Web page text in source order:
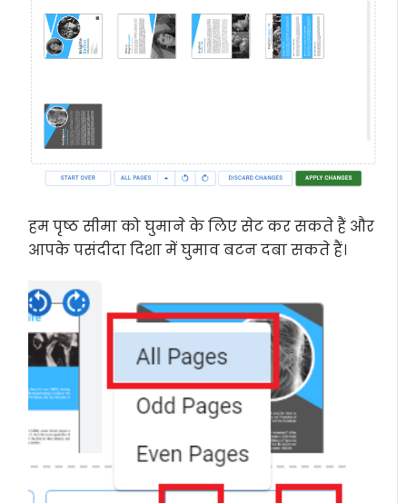
हम पृष्ठ सीमा को घुमाने के लिए सेट कर सकते हैं और
आपके पसंदीदा दिशा में घुमाव बटन दबा सकते हैं।